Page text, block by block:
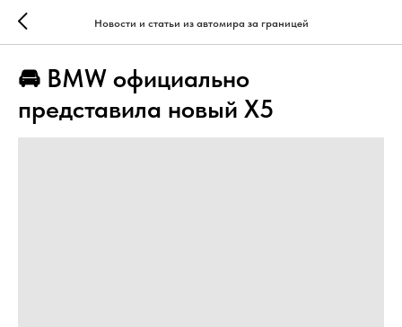
Новости и статьи из автомира за границей
🚘 BMW официально
представила новый X5